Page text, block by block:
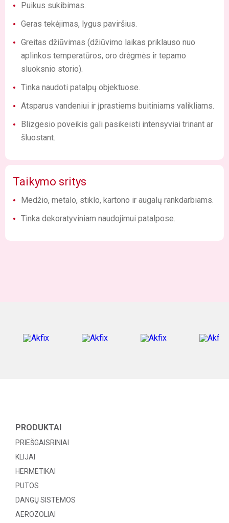
Puikus sukibimas.
Geras tekėjimas, lygus paviršius.
Greitas džiūvimas (džiūvimo laikas priklauso nuo
aplinkos temperatūros, oro drėgmės ir tepamo
sluoksnio storio).
Tinka naudoti patalpų objektuose.
Atsparus vandeniui ir įprastiems buitiniams valikliams.
Blizgesio poveikis gali pasikeisti intensyviai trinant ar
šluostant.
Taikymo sritys
Medžio, metalo, stiklo, kartono ir augalų rankdarbiams.
Tinka dekoratyviniam naudojimui patalpose.
PRODUKTAI
PRIEŠGAISRINIAI
KLIJAI
HERMETIKAI
PUTOS
DANGŲ SISTEMOS
AEROZOLIAI